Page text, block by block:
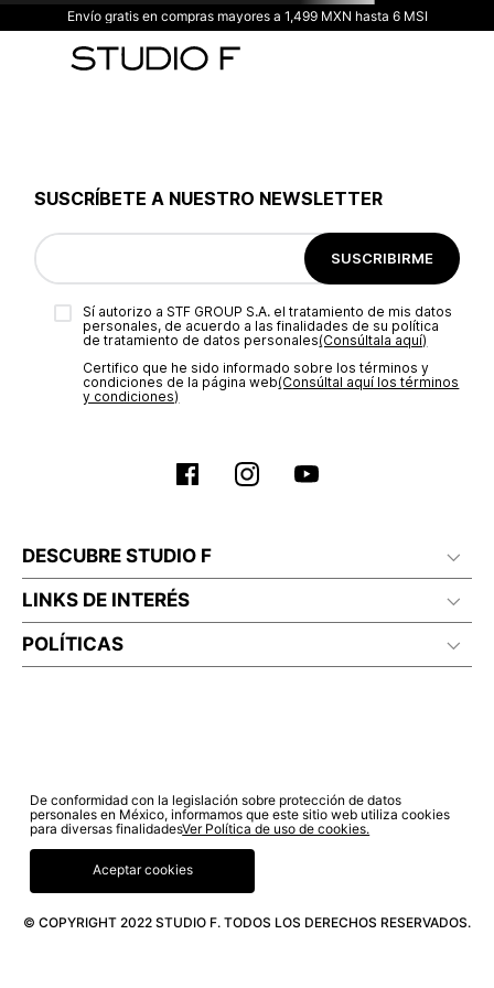
Envío gratis en compras mayores a 1,499 MXN hasta 6 MSI
SUSCRÍBETE A NUESTRO NEWSLETTER
SUSCRIBIRME
Sí autorizo a STF GROUP S.A. el tratamiento de mis datos
personales, de acuerdo a las finalidades de su política
de tratamiento de datos personales‎(Consúltala aquí)
Certifico que he sido informado sobre los términos y
condiciones de la página web‎(Consúltal aquí los términos
y condiciones)
DESCUBRE STUDIO F
LINKS DE INTERÉS
POLÍTICAS
© COPYRIGHT 2022 STUDIO F. TODOS LOS DERECHOS RESERVADOS.
De conformidad con la legislación sobre protección de datos
personales en México, informamos que este sitio web utiliza cookies
para diversas finalidadesVer Política de uso de cookies.
Aceptar cookies